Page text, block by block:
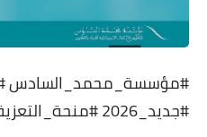
#مؤسسة_محمد_السادس
#جديد_2026 #منحة_التعزية